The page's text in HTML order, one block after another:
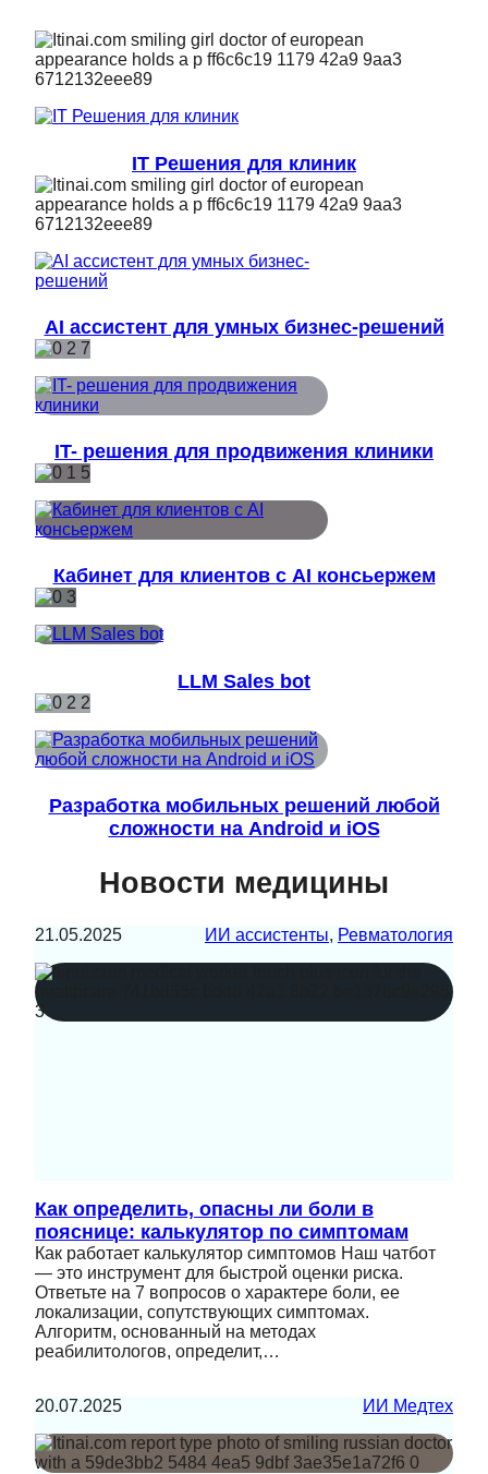
IT Решения для клиник
AI ассистент для умных бизнес-решений
IT- решения для продвижения клиники
Кабинет для клиентов с AI консьержем
LLM Sales bot
Разработка мобильных решений любой
сложности на Android и iOS
Новости медицины
21.05.2025 ИИ ассистенты, Ревматология
Как определить, опасны ли боли в
пояснице: калькулятор по симптомам
Как работает калькулятор симптомов Наш чатбот
— это инструмент для быстрой оценки риска.
Ответьте на 7 вопросов о характере боли, ее
локализации, сопутствующих симптомах.
Алгоритм, основанный на методах
реабилитологов, определит,…
20.07.2025 ИИ Медтех